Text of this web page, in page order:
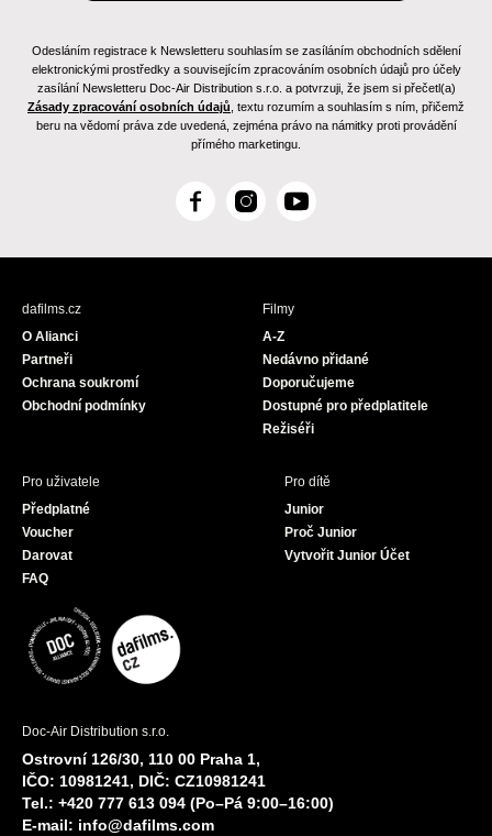
Odesláním registrace k Newsletteru souhlasím se zasíláním obchodních sdělení
elektronickými prostředky a souvisejícím zpracováním osobních údajů pro účely
zasílání Newsletteru Doc-Air Distribution s.r.o. a potvrzuji, že jsem si přečetl(a)
Zásady zpracování osobních údajů , textu rozumím a souhlasím s ním, přičemž
beru na vědomí práva zde uvedená, zejména právo na námitky proti provádění
přímého marketingu.
F
c
I
s
Y
u
dafilms.cz
O Alianci
Partneři
Ochrana soukromí
Obchodní podmínky
Filmy
A-Z
Nedávno přidané
Doporučujeme
Dostupné pro předplatitele
Režiséři
Pro uživatele
Předplatné
Voucher
Darovat
FAQ
Pro dítě
Junior
Proč Junior
Vytvořit Junior Účet
Doc-Air Distribution s.r.o.
Ostrovní 126/30, 110 00 Praha 1,
IČO: 10981241, DIČ: CZ10981241
Tel.: +420 777 613 094 (Po–Pá 9:00–16:00)
E-mail: info@dafilms.com